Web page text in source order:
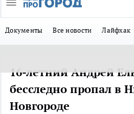
Документы Все новости Лайфхак
16-летний Андрей
бесследно пропал в
Новгороде